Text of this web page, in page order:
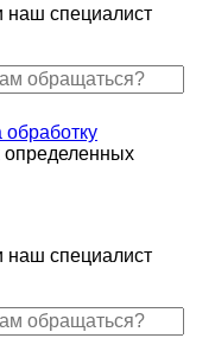
наш специалист
обработку
определенных
наш специалист